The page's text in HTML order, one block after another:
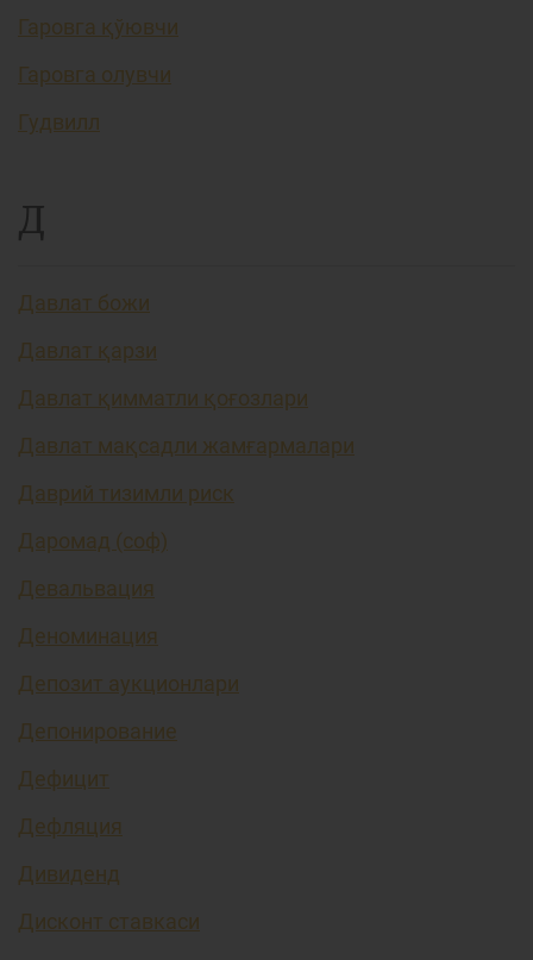
Гаровга қўювчи
Гаровга олувчи
Гудвилл
Д
Давлат божи
Давлат қарзи
Давлат қимматли қоғозлари
Давлат мақсадли жамғармалари
Даврий тизимли риск
Даромад (соф)
Девальвация
Деноминация
Депозит аукционлари
Депонирование
Дефицит
Дефляция
Дивиденд
Дисконт ставкаси